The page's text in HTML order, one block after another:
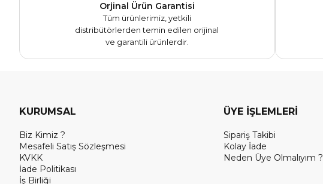
Orjinal Ürün Garantisi
Tüm ürünlerimiz, yetkili
distribütörlerden temin edilen orijinal
ve garantili ürünlerdir.
KURUMSAL
Biz Kimiz ?
Mesafeli Satış Sözleşmesi
KVKK
İade Politikası
İş Birliği
ÜYE İŞLEMLERİ
Sipariş Takibi
Kolay İade
Neden Üye Olmalıyım ?